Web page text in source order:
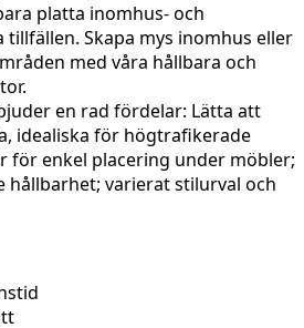
platta inomhus- och
Skapa mys inomhus eller
med våra hållbara och
en rad fördelar: Lätta att
idealiska för högtrafikerade
för enkel placering under möbler;
hållbarhet; varierat stilurval och